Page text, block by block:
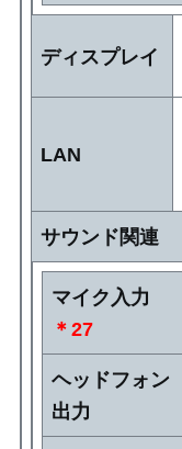
ディスプレイ
LAN
サウンド関連
マイク入力
＊27
ヘッドフォン
出力